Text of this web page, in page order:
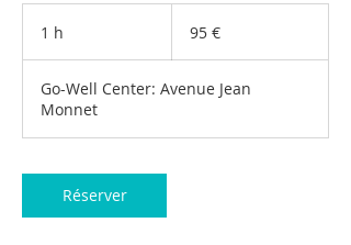
1 h 95 €
Go-Well Center: Avenue Jean
Monnet
Réserver